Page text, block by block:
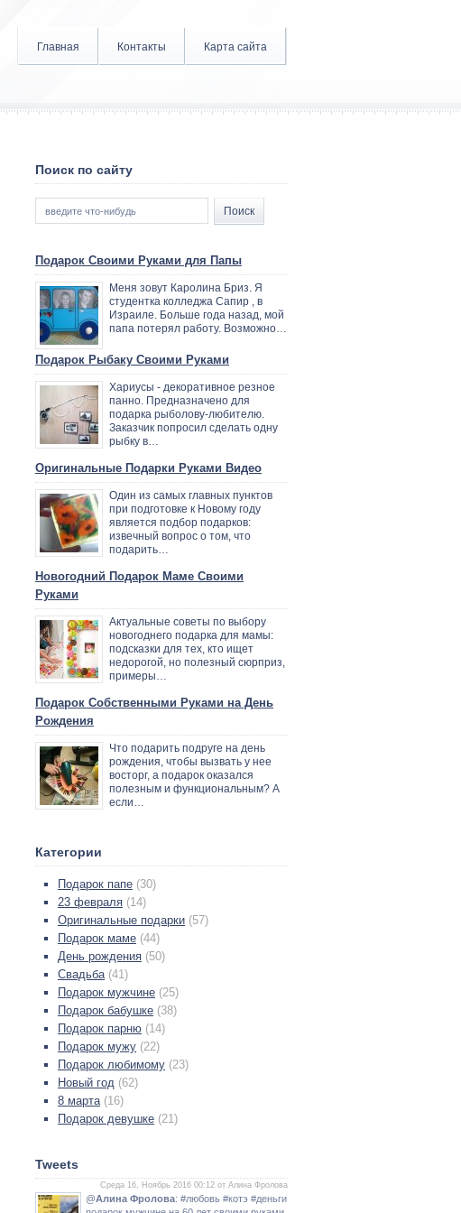
Главная Контакты Карта сайта
Поиск по сайту
Подарок Своими Руками для Папы
Меня зовут Каролина Бриз. Я
студентка колледжа Сапир , в
Израиле. Больше года назад, мой
папа потерял работу. Возможно…
Подарок Рыбаку Своими Руками
Хариусы - декоративное резное
панно. Предназначено для
подарка рыболову-любителю.
Заказчик попросил сделать одну
рыбку в…
Оригинальные Подарки Руками Видео
Один из самых главных пунктов
при подготовке к Новому году
является подбор подарков:
извечный вопрос о том, что
подарить…
Новогодний Подарок Маме Своими
Руками
Актуальные советы по выбору
новогоднего подарка для мамы:
подсказки для тех, кто ищет
недорогой, но полезный сюрприз,
примеры…
Подарок Собственными Руками на День
Рождения
Что подарить подруге на день
рождения, чтобы вызвать у нее
восторг, а подарок оказался
полезным и функциональным? А
если…
Категории
Подарок папе (30)
23 февраля (14)
Оригинальные подарки (57)
Подарок маме (44)
День рождения (50)
Свадьба (41)
Подарок мужчине (25)
Подарок бабушке (38)
Подарок парню (14)
Подарок мужу (22)
Подарок любимому (23)
Новый год (62)
8 марта (16)
Подарок девушке (21)
Tweets
Среда 16, Ноябрь 2016 00:12 от Алина Фролова
@Алина Фролова: #любовь #котэ #деньги